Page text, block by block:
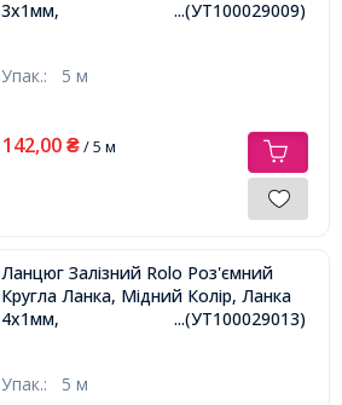
3х1мм,
...(УТ100029009)
Упак.: 5 м
142,00 ₴/ 5 м
Ланцюг Залізний Rolo Роз'ємний
Кругла Ланка, Мідний Колір, Ланка
4х1мм,
...(УТ100029013)
Упак.: 5 м